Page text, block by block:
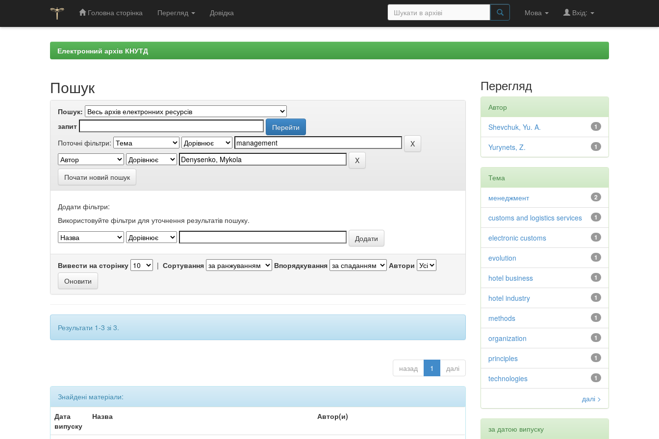
Головна сторінка Перегляд Довідка Мова Вхід:
Електронний архів КНУТД
Пошук
Пошук:
запит
Поточні фільтри:
Почати новий пошук
Додати фільтри:
Використовуйте фільтри для уточнення результатів пошуку.
Вивести на сторінку | Сортування Впорядкування Автори
Результати 1-3 зі 3.
назад 1 далі
Знайдені матеріали:
Дата
випуску
Назва Автор(и)
Перегляд
Автор
1
Shevchuk, Yu. A.
1
Yurynets, Z.
Тема
2
менеджмент
1
customs and logistics services
1
electronic customs
1
evolution
1
hotel business
1
hotel industry
1
methods
1
organization
1
principles
1
technologies
далі >
за датою випуску